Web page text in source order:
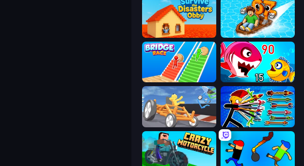
Survive the Disasters: Obby Float for Brainrots
Bridge Race Fish Eat Getting Big
Draw Crash Race Archer Ragdoll Masters